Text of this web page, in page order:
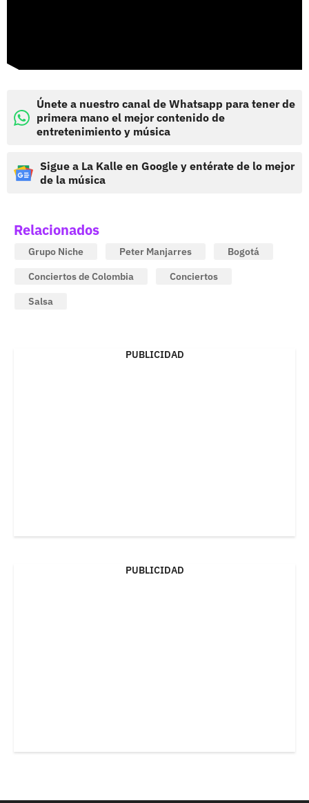
Únete a nuestro canal de Whatsapp para tener de
primera mano el mejor contenido de
entretenimiento y música
Sigue a La Kalle en Google y entérate de lo mejor
de la música
Relacionados
Grupo Niche Peter Manjarres
Bogotá
Conciertos de Colombia
Conciertos
Salsa
PUBLICIDAD
PUBLICIDAD